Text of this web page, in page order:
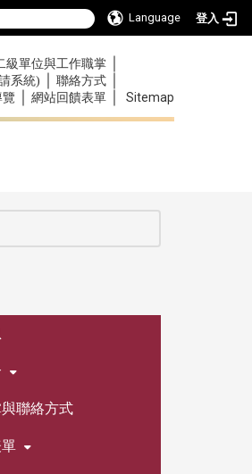
Language 登入
級單位與工作職掌
系統) 聯絡方式
網站回饋表單 Sitemap
聯絡方式